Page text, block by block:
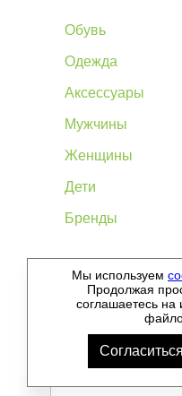
Обувь
Одежда
Аксессуары
Мужчины
Женщины
Дети
Бренды
©2012-2026 -
Мы используем
Продолжая
соглашаетесь на